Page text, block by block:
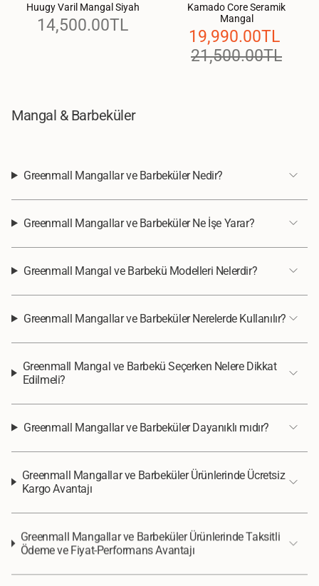
Huugy Varil Mangal Siyah
14,500.00TL
Kamado Core Seramik
Mangal
19,990.00TL
21,500.00TL
Mangal & Barbeküler
Greenmall Mangallar ve Barbeküler Nedir?
Greenmall Mangallar ve Barbeküler Ne İşe Yarar?
Greenmall Mangal ve Barbekü Modelleri Nelerdir?
Greenmall Mangallar ve Barbeküler Nerelerde Kullanılır?
Greenmall Mangal ve Barbekü Seçerken Nelere Dikkat
Edilmeli?
Greenmall Mangallar ve Barbeküler Dayanıklı mıdır?
Greenmall Mangallar ve Barbeküler Ürünlerinde Ücretsiz
Kargo Avantajı
Greenmall Mangallar ve Barbeküler Ürünlerinde Taksitli
Ödeme ve Fiyat-Performans Avantajı